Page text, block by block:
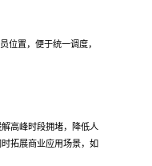
位置，便于统一调度，
高峰时段拥堵，降低人
拓展商业应用场景，如